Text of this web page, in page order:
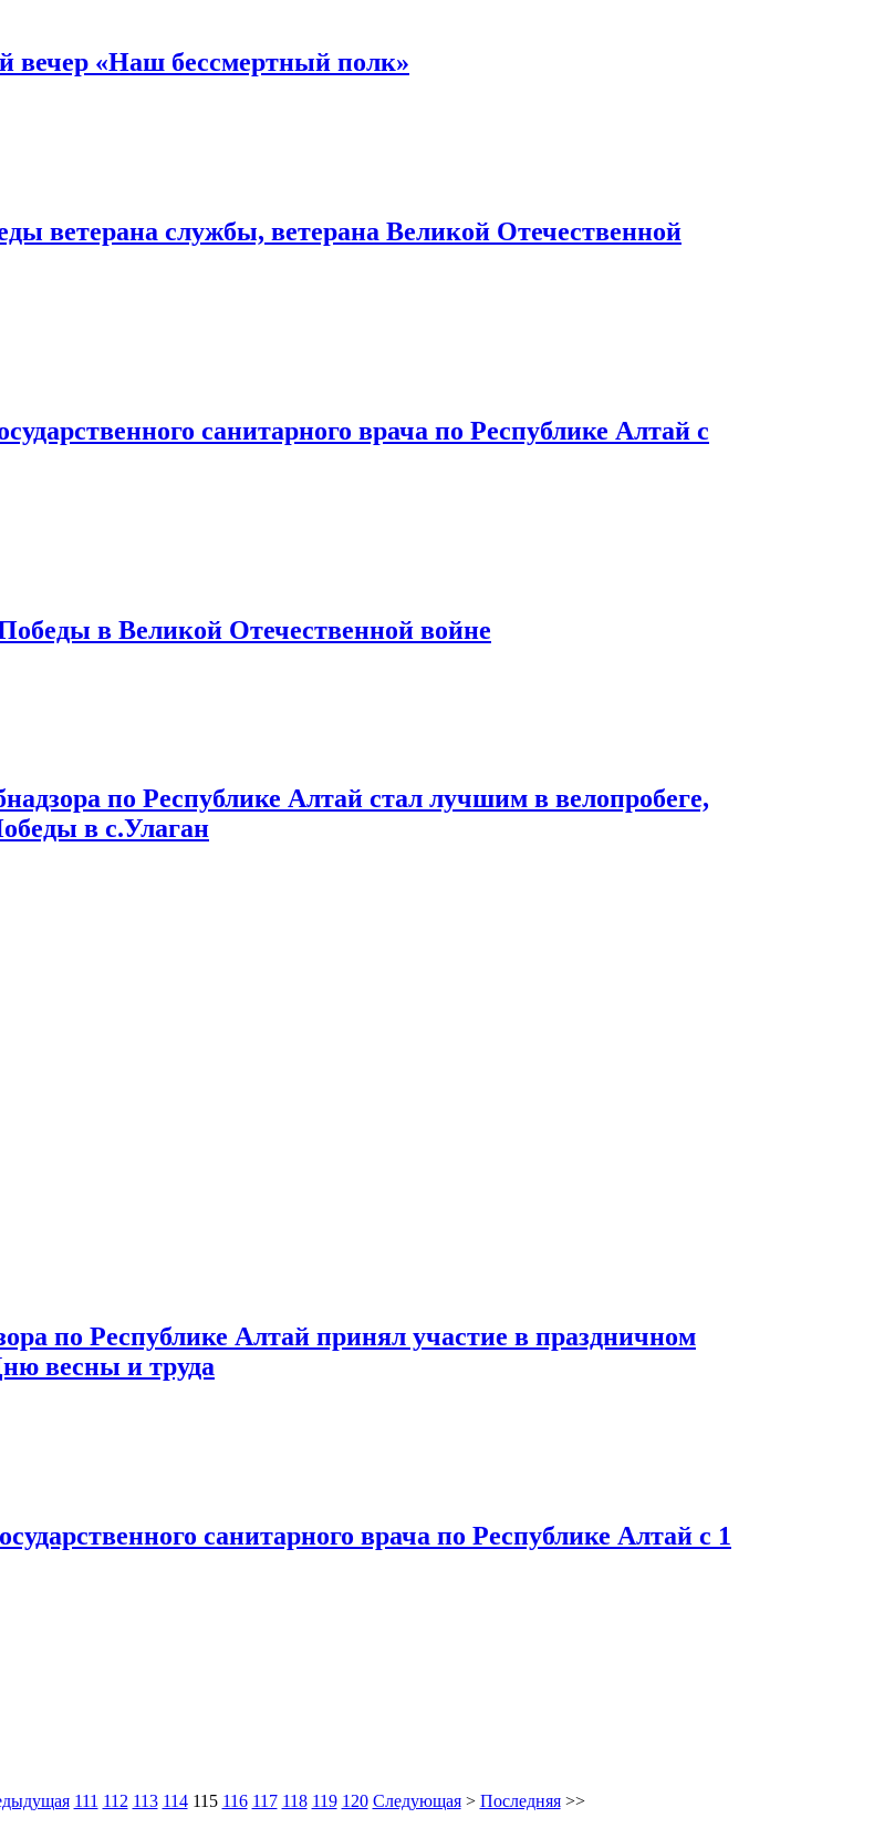
вечер «Наш бессмертный полк»
ветерана службы, ветерана Великой Отечественной
санитарного врача по Республике Алтай с
в Великой Отечественной войне
по Республике Алтай стал лучшим в велопробеге,
в с.Улаган
по Республике Алтай принял участие в праздничном
весны и труда
санитарного врача по Республике Алтай с 1
111 112 113 114 115 116 117 118 119 120 Следующая> Последняя>>